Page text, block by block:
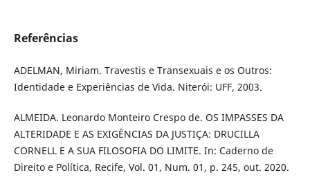
Referências
ADELMAN, Miriam. Travestis e Transexuais e os Outros:
Identidade e Experiências de Vida. Niterói: UFF, 2003.
ALMEIDA. Leonardo Monteiro Crespo de. OS IMPASSES DA
ALTERIDADE E AS EXIGÊNCIAS DA JUSTIÇA: DRUCILLA
CORNELL E A SUA FILOSOFIA DO LIMITE. In: Caderno de
Direito e Política, Recife, Vol. 01, Num. 01, p. 245, out. 2020.